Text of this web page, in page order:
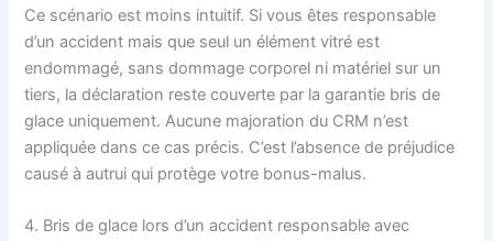
Ce scénario est moins intuitif. Si vous êtes responsable
d’un accident mais que seul un élément vitré est
endommagé, sans dommage corporel ni matériel sur un
tiers, la déclaration reste couverte par la garantie bris de
glace uniquement. Aucune majoration du CRM n’est
appliquée dans ce cas précis. C’est l’absence de préjudice
causé à autrui qui protège votre bonus-malus.
4. Bris de glace lors d’un accident responsable avec